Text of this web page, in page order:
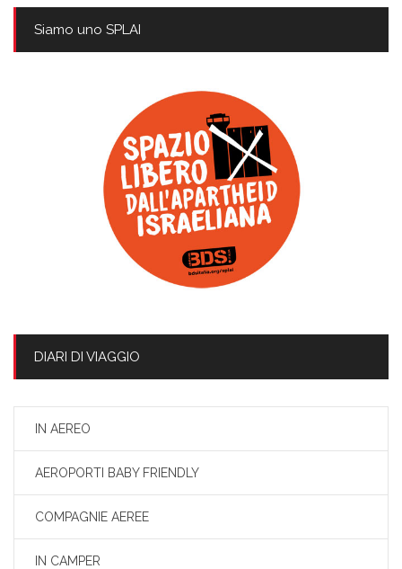
Siamo uno SPLAI
DIARI DI VIAGGIO
IN AEREO
AEROPORTI BABY FRIENDLY
COMPAGNIE AEREE
IN CAMPER